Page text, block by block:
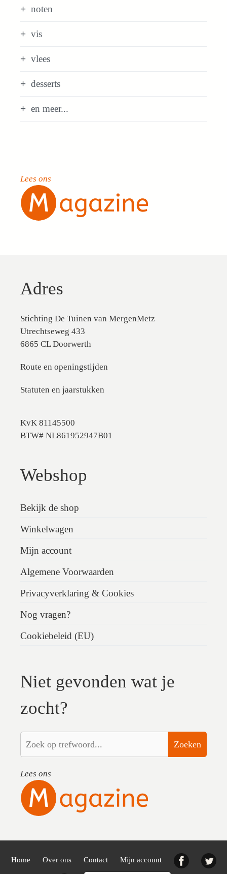
noten
vis
vlees
desserts
en meer...
Lees ons
Adres
Stichting De Tuinen van MergenMetz
Utrechtseweg 433
6865 CL Doorwerth
Route en openingstijden
Statuten en jaarstukken
KvK 81145500
BTW# NL861952947B01
Webshop
Bekijk de shop
Winkelwagen
Mijn account
Algemene Voorwaarden
Privacyverklaring & Cookies
Nog vragen?
Cookiebeleid (EU)
Niet gevonden wat je
zocht?
Zoeken
Lees ons
Home Over ons Contact Mijn account Facebook